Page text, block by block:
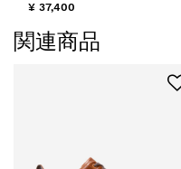
¥ 37,400
関連商品